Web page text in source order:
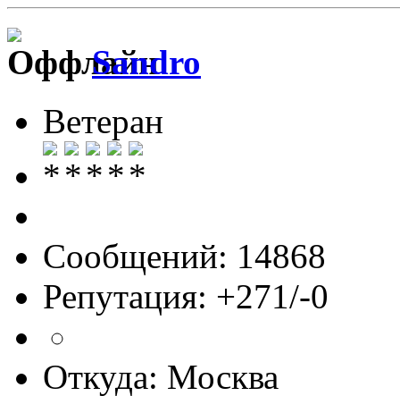
Sandro
Ветеран
Сообщений: 14868
Репутация: +271/-0
Откуда: Москва